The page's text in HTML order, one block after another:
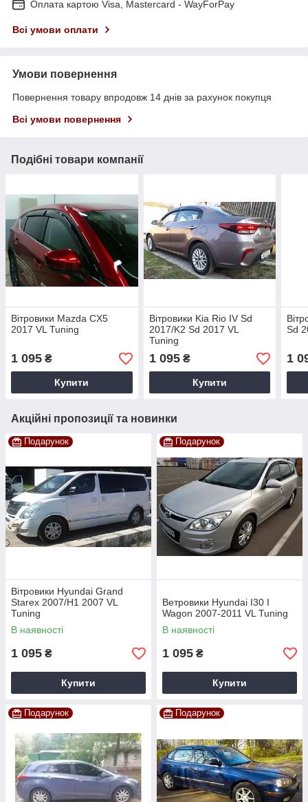
Оплата картою Visa, Mastercard - WayForPay
Всі умови оплати
Умови повернення
Повернення товару впродовж 14 днів за рахунок покупця
Всі умови повернення
Подібні товари компанії
Вітровики Mazda CX5
2017 VL Tuning
1 095 ₴
Купити
Вітровики Kia Rio IV Sd
2017/K2 Sd 2017 VL
Tuning
1 095₴
Купити
Sd
1
Акційні пропозиції та новинки
Подарунок
Вітровики Hyundai Grand
Starex 2007/H1 2007 VL
Tuning
В наявності
1 095 ₴
Купити
Подарунок
Ветровики Hyundai I30 I
Wagon 2007-2011 VL Tuning
В наявності
1 095 ₴
Купити
Подарунок Подарунок